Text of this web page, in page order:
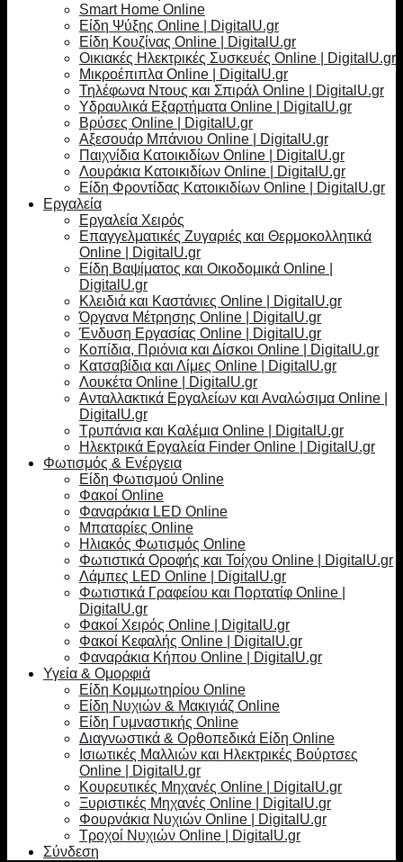
Smart Home Online
Είδη Ψύξης Online | DigitalU.gr
Είδη Κουζίνας Online | DigitalU.gr
Οικιακές Ηλεκτρικές Συσκευές Online | DigitalU.gr
Μικροέπιπλα Online | DigitalU.gr
Τηλέφωνα Ντους και Σπιράλ Online | DigitalU.gr
Υδραυλικά Εξαρτήματα Online | DigitalU.gr
Βρύσες Online | DigitalU.gr
Αξεσουάρ Μπάνιου Online | DigitalU.gr
Παιχνίδια Κατοικιδίων Online | DigitalU.gr
Λουράκια Κατοικιδίων Online | DigitalU.gr
Είδη Φροντίδας Κατοικιδίων Online | DigitalU.gr
Εργαλεία
Εργαλεία Χειρός
Επαγγελματικές Ζυγαριές και Θερμοκολλητικά
Online | DigitalU.gr
Είδη Βαψίματος και Οικοδομικά Online |
DigitalU.gr
Κλειδιά και Καστάνιες Online | DigitalU.gr
Όργανα Μέτρησης Online | DigitalU.gr
Ένδυση Εργασίας Online | DigitalU.gr
Κοπίδια, Πριόνια και Δίσκοι Online | DigitalU.gr
Κατσαβίδια και Λίμες Online | DigitalU.gr
Λουκέτα Online | DigitalU.gr
Ανταλλακτικά Εργαλείων και Αναλώσιμα Online |
DigitalU.gr
Τρυπάνια και Καλέμια Online | DigitalU.gr
Ηλεκτρικά Εργαλεία Finder Online | DigitalU.gr
Φωτισμός & Ενέργεια
Είδη Φωτισμού Online
Φακοί Online
Φαναράκια LED Online
Μπαταρίες Online
Ηλιακός Φωτισμός Online
Φωτιστικά Οροφής και Τοίχου Online | DigitalU.gr
Λάμπες LED Online | DigitalU.gr
Φωτιστικά Γραφείου και Πορτατίφ Online |
DigitalU.gr
Φακοί Χειρός Online | DigitalU.gr
Φακοί Κεφαλής Online | DigitalU.gr
Φαναράκια Κήπου Online | DigitalU.gr
Υγεία & Ομορφιά
Είδη Κομμωτηρίου Online
Είδη Νυχιών & Μακιγιάζ Online
Είδη Γυμναστικής Online
Διαγνωστικά & Ορθοπεδικά Είδη Online
Ισιωτικές Μαλλιών και Ηλεκτρικές Βούρτσες
Online | DigitalU.gr
Κουρευτικές Μηχανές Online | DigitalU.gr
Ξυριστικές Μηχανές Online | DigitalU.gr
Φουρνάκια Νυχιών Online | DigitalU.gr
Τροχοί Νυχιών Online | DigitalU.gr
Σύνδεση